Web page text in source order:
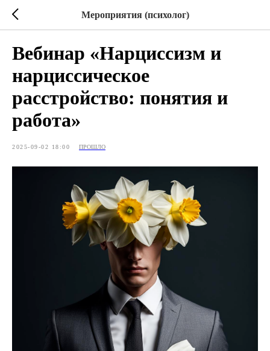
Мероприятия (психолог)
Вебинар «Нарциссизм и
нарциссическое
расстройство: понятия и
работа»
2025-09-02 18:00 ПРОШЛО